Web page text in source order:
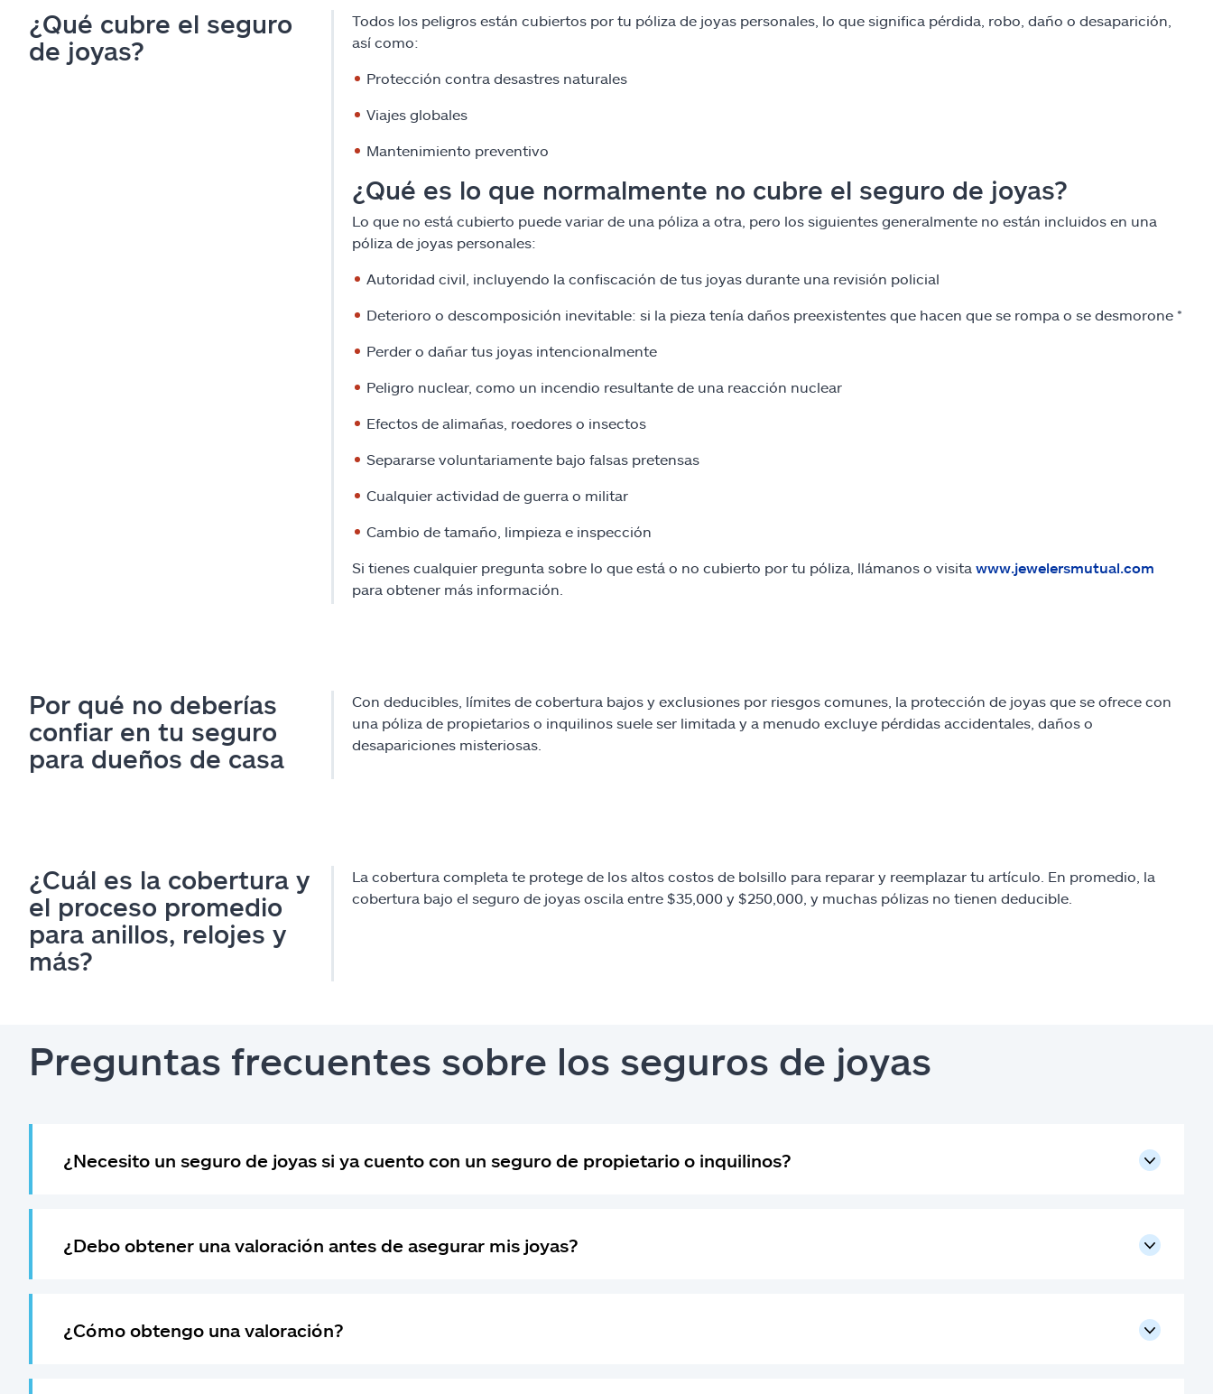
¿Qué cubre el seguro
de joyas?
Todos los peligros están cubiertos por tu póliza de joyas personales, lo que significa pérdida, robo, daño o desaparición,
así como:
Protección contra desastres naturales
Viajes globales
Mantenimiento preventivo
¿Qué es lo que normalmente no cubre el seguro de joyas?
Lo que no está cubierto puede variar de una póliza a otra, pero los siguientes generalmente no están incluidos en una
póliza de joyas personales:
Autoridad civil, incluyendo la confiscación de tus joyas durante una revisión policial
Deterioro o descomposición inevitable: si la pieza tenía daños preexistentes que hacen que se rompa o se desmorone *
Perder o dañar tus joyas intencionalmente
Peligro nuclear, como un incendio resultante de una reacción nuclear
Efectos de alimañas, roedores o insectos
Separarse voluntariamente bajo falsas pretensas
Cualquier actividad de guerra o militar
Cambio de tamaño, limpieza e inspección
Si tienes cualquier pregunta sobre lo que está o no cubierto por tu póliza, llámanos o visita www.jewelersmutual.com
para obtener más información.
Por qué no deberías
confiar en tu seguro
para dueños de casa
Con deducibles, límites de cobertura bajos y exclusiones por riesgos comunes, la protección de joyas que se ofrece con
una póliza de propietarios o inquilinos suele ser limitada y a menudo excluye pérdidas accidentales, daños o
desapariciones misteriosas.
¿Cuál es la cobertura y
el proceso promedio
para anillos, relojes y
más?
La cobertura completa te protege de los altos costos de bolsillo para reparar y reemplazar tu artículo. En promedio, la
cobertura bajo el seguro de joyas oscila entre $35,000 y $250,000, y muchas pólizas no tienen deducible.
Preguntas frecuentes sobre los seguros de joyas
¿Necesito un seguro de joyas si ya cuento con un seguro de propietario o inquilinos?
¿Debo obtener una valoración antes de asegurar mis joyas?
¿Cómo obtengo una valoración?